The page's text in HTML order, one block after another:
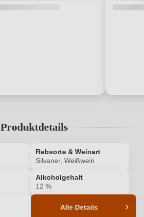
Produktdetails
Rebsorte & Weinart
Silvaner, Weißwein
Alkoholgehalt
12 %
Alle Details